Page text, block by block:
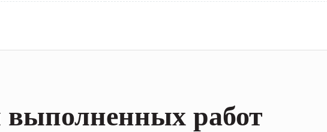
работ